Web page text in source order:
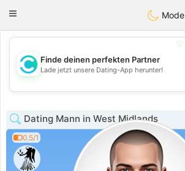
olombiaCitas
Toggle
Mode
💖
💕
Finde deinen perfekten Partner
Lade jetzt unsere Dating-App herunter!
Dating Mann in West Midlands
0.5/1